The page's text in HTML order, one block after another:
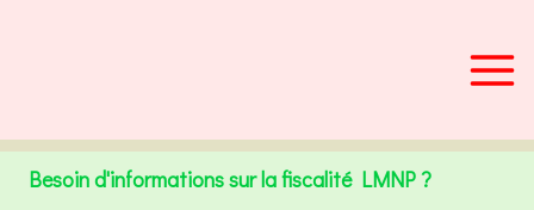
Besoin d'informations sur la fiscalité LMNP ?